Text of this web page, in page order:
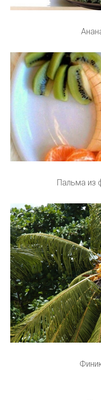
Пальма из